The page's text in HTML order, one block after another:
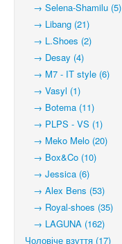
→ Selena-Shamilu (5)
→ Libang (21)
→ L.Shoes (2)
→ Desay (4)
→ M7 - IT style (6)
→ Vasyl (1)
→ Botema (11)
→ PLPS - VS (1)
→ Meko Melo (20)
→ Box&Co (10)
→ Jessica (6)
→ Alex Bens (53)
→ Royal-shoes (35)
→ LAGUNA (162)
Чоловіче взуття (17)